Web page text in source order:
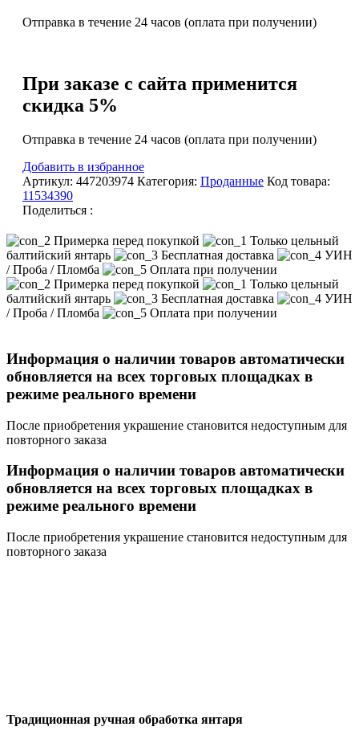
Отправка в течение 24 часов (оплата при получении)
При заказе с сайта применится
скидка 5%
Отправка в течение 24 часов (оплата при получении)
Добавить в избранное
Артикул: 447203974 Категория: Проданные Код товара:
11534390
Поделиться :
Примерка перед покупкой
Только цельный
балтийский янтарь
Бесплатная доставка
УИН
/ Проба / Пломба
Оплата при получении
Примерка перед покупкой
Только цельный
балтийский янтарь
Бесплатная доставка
УИН
/ Проба / Пломба
Оплата при получении
Информация о наличии товаров автоматически
обновляется на всех торговых площадках в
режиме реального времени
После приобретения украшение становится недоступным для
повторного заказа
Информация о наличии товаров автоматически
обновляется на всех торговых площадках в
режиме реального времени
После приобретения украшение становится недоступным для
повторного заказа
Традиционная ручная обработка янтаря